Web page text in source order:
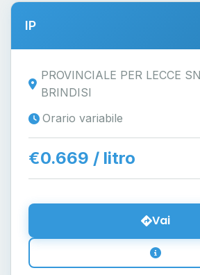
IP
PROVINCIALE PER LECCE
BRINDISI
Orario variabile
€0.669 / litro
Vai